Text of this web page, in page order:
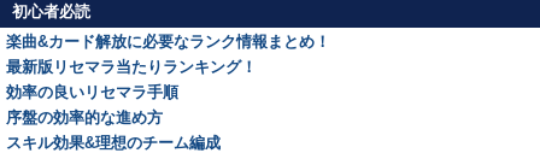
初心者必読
楽曲&カード解放に必要なランク情報まとめ！
最新版リセマラ当たりランキング！
効率の良いリセマラ手順
序盤の効率的な進め方
スキル効果&理想のチーム編成